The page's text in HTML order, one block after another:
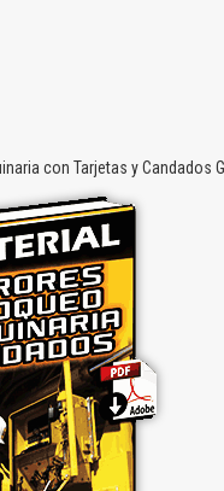
con Tarjetas y Candados